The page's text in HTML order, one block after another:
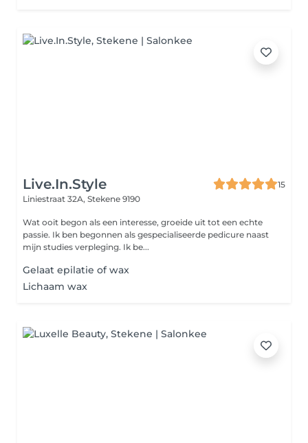
Live.In.Style
15
Liniestraat 32A, Stekene 9190
Wat ooit begon als een interesse, groeide uit tot een echte
passie. Ik ben begonnen als gespecialiseerde pedicure naast
mijn studies verpleging. Ik be...
Gelaat epilatie of wax
Lichaam wax